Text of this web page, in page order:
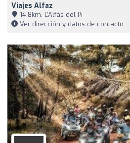
Viajes Alfaz
14,8km, L'Alfàs del Pi
Ver dirección y datos de contacto